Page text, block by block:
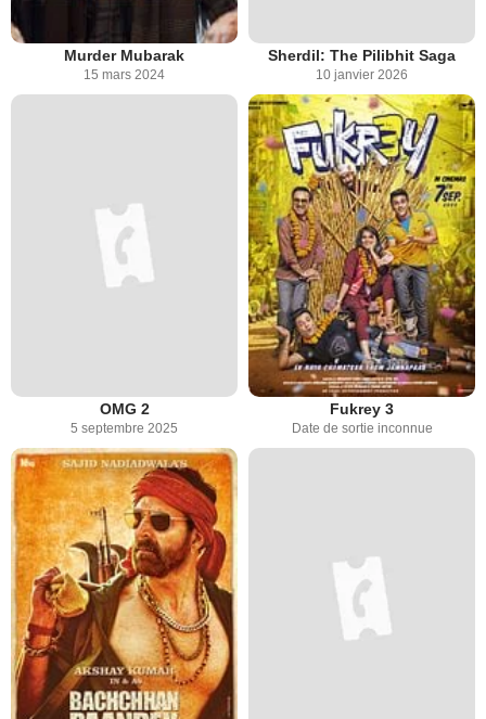
Murder Mubarak
15 mars 2024
Sherdil: The Pilibhit Saga
10 janvier 2026
OMG 2
5 septembre 2025
Fukrey 3
Date de sortie inconnue